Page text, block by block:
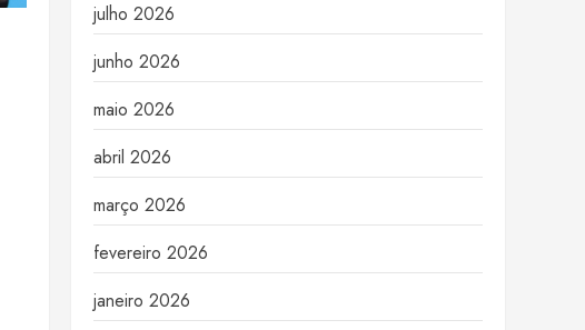
julho 2026
junho 2026
maio 2026
abril 2026
março 2026
fevereiro 2026
janeiro 2026